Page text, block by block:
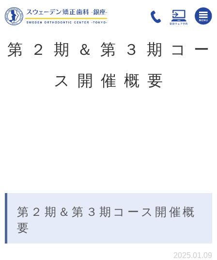
第２期＆第３期コー
ス開催概要
第２期＆第３期コース開催概
要
2025.01.09